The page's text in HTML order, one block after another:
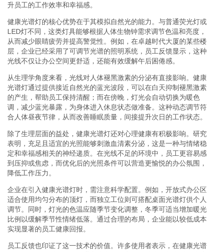
升员工的工作效率和幸福感。
健康光谱灯的核心优势在于其模拟自然光的能力。与普通荧光灯或
LED灯不同，这类灯具能够根据人体生物钟需求调节色温和亮度，
从而减少眼睛疲劳并提高警觉性。例如，在卓越时代大厦的某些楼
层，企业已经采用了可调节光谱的照明系统，员工反馈显示，这种
光线不仅让办公空间更舒适，还能有效缓解午后困倦感。
从生理学角度来看，光线对人体褪黑激素的分泌有直接影响。健康
光谱灯通过提供接近自然光的蓝光波段，可以在白天抑制褪黑激素
的产生，帮助员工保持清醒；而在傍晚，灯光会自动切换为暖色
调，减少蓝光暴露，为身体进入休息状态做准备。这种动态调节符
合人体昼夜节律，从而改善睡眠质量，间接提升次日的工作状态。
除了生理层面的益处，健康光谱灯还对心理健康有积极影响。研究
表明，充足且适宜的光照能够刺激血清素分泌，这是一种与情绪稳
定和幸福感相关的神经递质。在光线不足的环境中，员工更容易感
到压抑或焦虑，而优化后的光照条件可以营造更愉悦的办公氛围，
降低工作压力。
企业在引入健康光谱灯时，需注意科学配置。例如，开放式办公区
适合使用均匀分布的顶灯，而独立工位则可搭配桌面光谱灯供个人
调节。同时，灯光的色温应随季节变化调整，冬季可适当增加暖光
比例以缓解季节性情绪低落。通过合理的布局，企业能以较低成本
实现显著的员工健康回报。
员工反馈也印证了这一技术的价值。许多使用者表示，在健康光谱